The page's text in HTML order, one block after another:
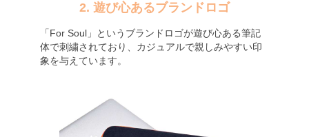
2. 遊び心あるブランドロゴ
「For Soul」というブランドロゴが遊び心ある筆記
体で刺繍されており、カジュアルで親しみやすい印
象を与えています。